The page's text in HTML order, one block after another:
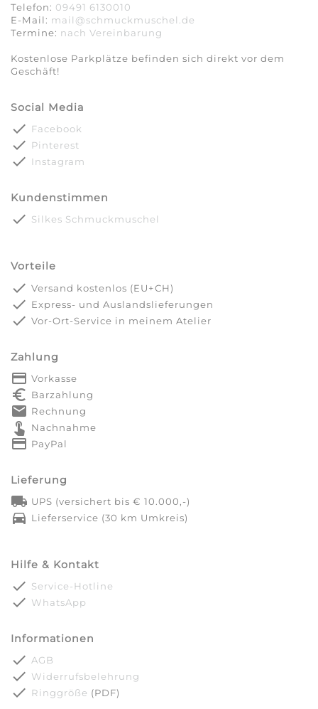
Telefon: 09491 6130010
E-Mail: mail@schmuckmuschel.de
Termine: nach Vereinbarung​​​​​​​
Kostenlose Parkplätze befinden sich direkt vor dem
Geschäft!
Social Media
done Facebook
done Pinterest
done Instagram
Kundenstimmen
done Silkes Schmuckmuschel
Vorteile
done Versand kostenlos (EU+CH)
done Express- und Auslandslieferungen
done Vor-Ort-Service in meinem Atelier
Zahlung
payment Vorkasse
euro_symbol Barzahlung
markunread Rechnung
touch_app Nachnahme
credit_card PayPal
Lieferung
local_shipping UPS (versichert bis € 10.000,-)
directions_car Lieferservice (30 km Umkreis)
Hilfe & Kontakt
done Service-Hotline
done WhatsApp
Informationen
done AGB
done Widerrufsbelehrung
done Ringgröße (PDF)